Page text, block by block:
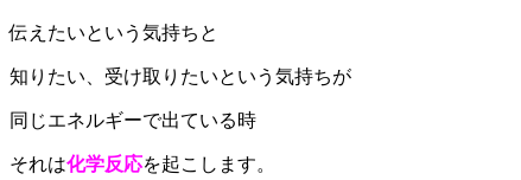
伝えたいという気持ちと
知りたい、受け取りたいという気持ちが
同じエネルギーで出ている時
それは化学反応を起こします。